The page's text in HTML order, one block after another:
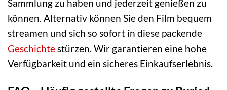
Sammlung zu haben und jederzeit genießen zu
können. Alternativ können Sie den Film bequem
streamen und sich so sofort in diese packende
Geschichtestürzen. Wir garantieren eine hohe
Verfügbarkeit und ein sicheres Einkaufserlebnis.